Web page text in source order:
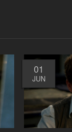
01
JUN